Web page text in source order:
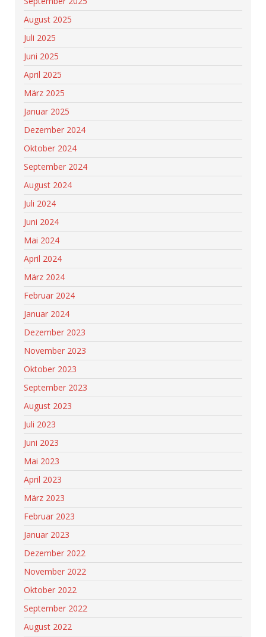
August 2025
Juli 2025
Juni 2025
April 2025
März 2025
Januar 2025
Dezember 2024
Oktober 2024
September 2024
August 2024
Juli 2024
Juni 2024
Mai 2024
April 2024
März 2024
Februar 2024
Januar 2024
Dezember 2023
November 2023
Oktober 2023
September 2023
August 2023
Juli 2023
Juni 2023
Mai 2023
April 2023
März 2023
Februar 2023
Januar 2023
Dezember 2022
November 2022
Oktober 2022
September 2022
August 2022